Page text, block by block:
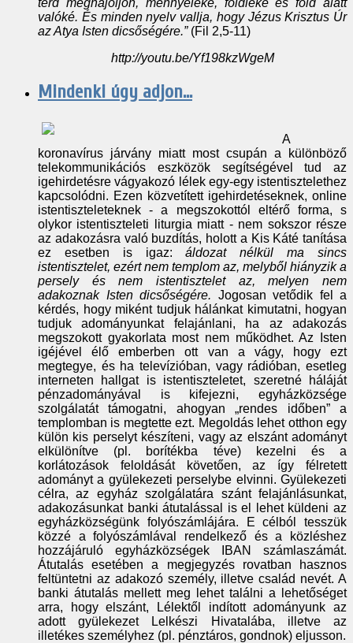
térd meghajoljon, mennyeieké, földieké és föld alatt
valóké. És minden nyelv vallja, hogy Jézus Krisztus Úr
az Atya Isten dicsőségére.” (Fil 2,5-11)
http://youtu.be/Yf198kzWgeM
Mindenki úgy adjon...
A
koronavírus járvány miatt most csupán a különböző
telekommunikációs eszközök segítségével tud az
igehirdetésre vágyakozó lélek egy-egy istentisztelethez
kapcsolódni. Ezen közvetített igehirdetéseknek, online
istentiszteleteknek - a megszokottól eltérő forma, s
olykor istentiszteleti liturgia miatt - nem sokszor része
az adakozásra való buzdítás, holott a Kis Káté tanítása
ez esetben is igaz:áldozat nélkül ma sincs
istentisztelet, ezért nem templom az, melyből hiányzik a
persely és nem istentisztelet az, melyen nem
adakoznak Isten dicsőségére. Jogosan vetődik fel a
kérdés, hogy miként tudjuk hálánkat kimutatni, hogyan
tudjuk adományunkat felajánlani, ha az adakozás
megszokott gyakorlata most nem működhet. Az Isten
igéjével élő emberben ott van a vágy, hogy ezt
megtegye, és ha televízióban, vagy rádióban, esetleg
interneten hallgat is istentiszteletet, szeretné háláját
pénzadományával is kifejezni, egyházközsége
szolgálatát támogatni, ahogyan „rendes időben” a
templomban is megtette ezt. Megoldás lehet otthon egy
külön kis perselyt készíteni, vagy az elszánt adományt
elkülönítve (pl. borítékba téve) kezelni és a
korlátozások feloldását követően, az így félretett
adományt a gyülekezeti perselybe elvinni. Gyülekezeti
célra, az egyház szolgálatára szánt felajánlásunkat,
adakozásunkat banki átutalással is el lehet küldeni az
egyházközségünk folyószámlájára. E célból tesszük
közzé a folyószámlával rendelkező és a közléshez
hozzájáruló egyházközségek IBAN számlaszámát.
Átutalás esetében a megjegyzés rovatban hasznos
feltüntetni az adakozó személy, illetve család nevét. A
banki átutalás mellett meg lehet találni a lehetőséget
arra, hogy elszánt, Lélektől indított adományunk az
adott gyülekezet Lelkészi Hivatalába, illetve az
illetékes személyhez (pl. pénztáros, gondnok) eljusson.